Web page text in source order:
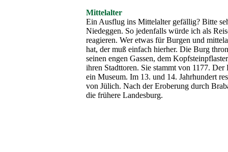
Mittelalter
Ein Ausflug ins Mittelalter gefällig? Bitte
Niedeggen. So jedenfalls würde ich als
reagieren. Wer etwas für Burgen und
hat, der muß einfach hierher. Die Burg
seinen engen Gassen, dem
ihren Stadttoren. Sie stammt von 1177. Der
ein Museum. Im 13. und 14. Jahrhundert
von Jülich. Nach der Eroberung durch
die frühere Landesburg.